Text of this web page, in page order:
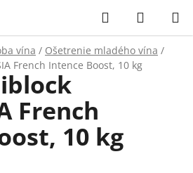
Hľadať
KOŠÍK
vína / Ošetrenie mladého vína /
French Intence Boost, 10 kg
French
10 kg